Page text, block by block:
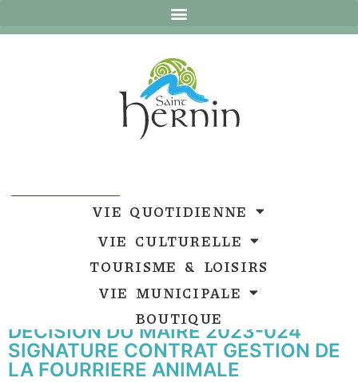
VIE QUOTIDIENNE
VIE CULTURELLE
TOURISME & LOISIRS
VIE MUNICIPALE
BOUTIQUE
DECISION DU MAIRE 2023-024
SIGNATURE CONTRAT GESTION DE
LA FOURRIERE ANIMALE